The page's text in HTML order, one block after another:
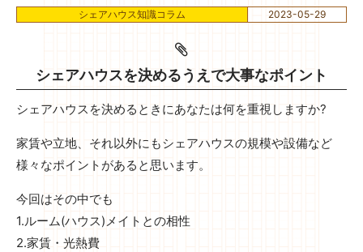
シェアハウス知識コラム 2023-05-29
シェアハウスを決めるうえで大事なポイント
シェアハウスを決めるときにあなたは何を重視しますか?
家賃や立地、それ以外にもシェアハウスの規模や設備など
様々なポイントがあると思います。
今回はその中でも
1.ルーム(ハウス)メイトとの相性
2.家賃・光熱費